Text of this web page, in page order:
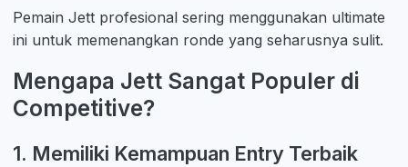
Pemain Jett profesional sering menggunakan ultimate
ini untuk memenangkan ronde yang seharusnya sulit.
Mengapa Jett Sangat Populer di
Competitive?
1. Memiliki Kemampuan Entry Terbaik